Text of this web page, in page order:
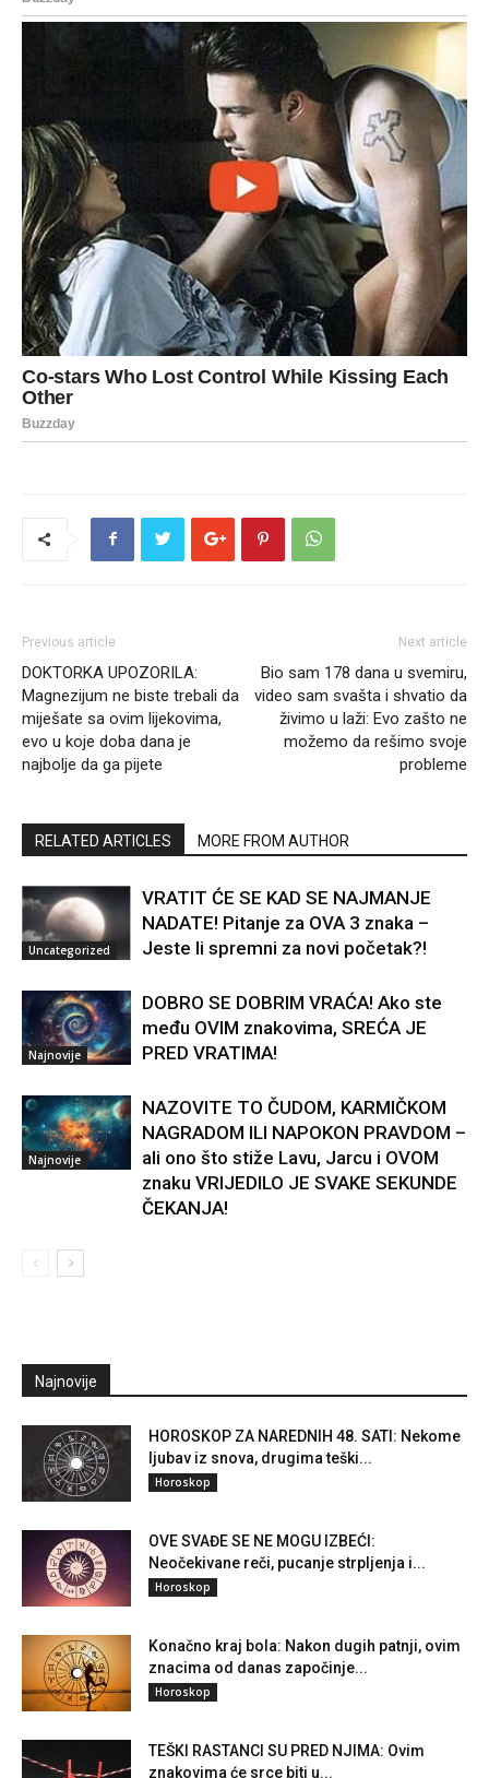
Previous article
DOKTORKA UPOZORILA:
Magnezijum ne biste trebali da
miješate sa ovim lijekovima,
evo u koje doba dana je
najbolje da ga pijete
Next article
Bio sam 178 dana u svemiru,
video sam svašta i shvatio da
živimo u laži: Evo zašto ne
možemo da rešimo svoje
probleme
RELATED ARTICLES MORE FROM AUTHOR
Uncategorized
VRATIT ĆE SE KAD SE NAJMANJE
NADATE! Pitanje za OVA 3 znaka –
Jeste li spremni za novi početak?!
Najnovije
DOBRO SE DOBRIM VRAĆA! Ako ste
među OVIM znakovima, SREĆA JE
PRED VRATIMA!
Najnovije
NAZOVITE TO ČUDOM, KARMIČKOM
NAGRADOM ILI NAPOKON PRAVDOM –
ali ono što stiže Lavu, Jarcu i OVOM
znaku VRIJEDILO JE SVAKE SEKUNDE
ČEKANJA!
Najnovije
HOROSKOP ZA NAREDNIH 48. SATI: Nekome
ljubav iz snova, drugima teški...
Horoskop
OVE SVAĐE SE NE MOGU IZBEĆI:
Neočekivane reči, pucanje strpljenja i...
Horoskop
Konačno kraj bola: Nakon dugih patnji, ovim
znacima od danas započinje...
Horoskop
TEŠKI RASTANCI SU PRED NJIMA: Ovim
znakovima će srce biti u...